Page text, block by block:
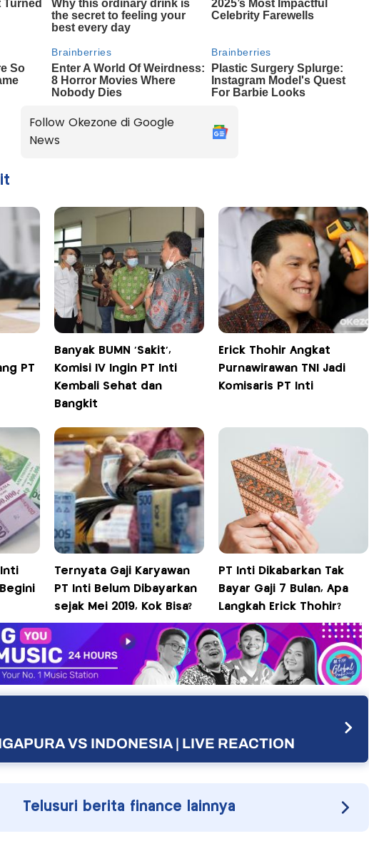
Follow Okezone di Google
News
PT
Banyak BUMN 'Sakit',
Komisi IV Ingin PT Inti
Kembali Sehat dan
Bangkit
Erick Thohir Angkat
Purnawirawan TNI Jadi
Komisaris PT Inti
Inti
Ternyata Gaji Karyawan
PT Inti Belum Dibayarkan
sejak Mei 2019, Kok Bisa?
PT Inti Dikabarkan Tak
Bayar Gaji 7 Bulan, Apa
Langkah Erick Thohir?
VS INDONESIA | LIVE REACTION
Telusuri berita finance lainnya